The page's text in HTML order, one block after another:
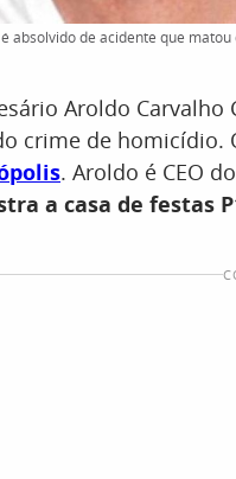
absolvido de acidente que
Aroldo Carvalho
crime de homicídio.
. Aroldo é CEO
a casa de festas